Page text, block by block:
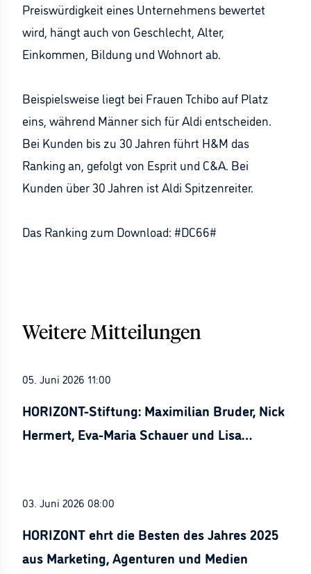
Preiswürdigkeit eines Unternehmens bewertet
wird, hängt auch von Geschlecht, Alter,
Einkommen, Bildung und Wohnort ab.
Beispielsweise liegt bei Frauen Tchibo auf Platz
eins, während Männer sich für Aldi entscheiden.
Bei Kunden bis zu 30 Jahren führt H&M das
Ranking an, gefolgt von Esprit und C&A. Bei
Kunden über 30 Jahren ist Aldi Spitzenreiter.
Das Ranking zum Download: #DC66#
Weitere Mitteilungen
05. Juni 2026 11:00
HORIZONT-Stiftung: Maximilian Bruder, Nick
Hermert, Eva-Maria Schauer und Lisa
03. Juni 2026 08:00
HORIZONT ehrt die Besten des Jahres 2025
aus Marketing, Agenturen und Medien